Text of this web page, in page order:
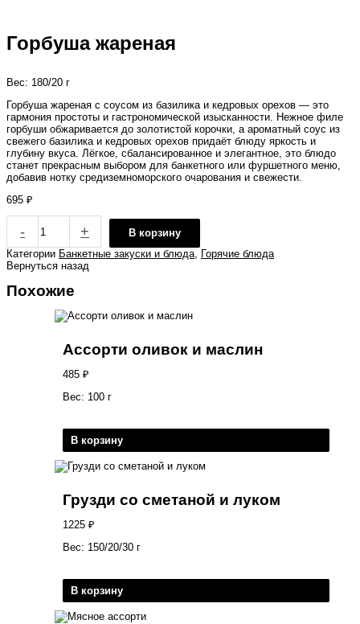
Горбуша жареная
Вес: 180/20 г
Горбуша жареная с соусом из базилика и кедровых орехов — это
гармония простоты и гастрономической изысканности. Нежное филе
горбуши обжаривается до золотистой корочки, а ароматный соус из
свежего базилика и кедровых орехов придаёт блюду яркость и
глубину вкуса. Лёгкое, сбалансированное и элегантное, это блюдо
станет прекрасным выбором для банкетного или фуршетного меню,
добавив нотку средиземноморского очарования и свежести.
695 ₽
- +
В корзину
Категории Банкетные закуски и блюда, Горячие блюда
Вернуться назад
Похожие
Ассорти оливок и маслин
485 ₽
Вес: 100 г
В корзину
Грузди со сметаной и луком
1225 ₽
Вес: 150/20/30 г
В корзину